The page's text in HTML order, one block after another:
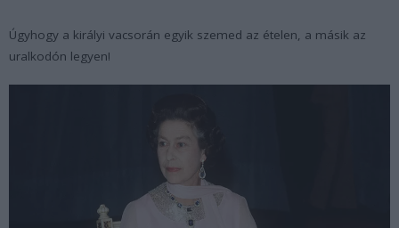
Úgyhogy a királyi vacsorán egyik szemed az ételen, a másik az
uralkodón legyen!